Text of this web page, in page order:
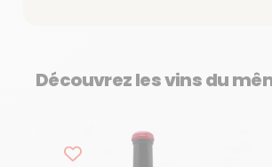
Découvrez les vins du